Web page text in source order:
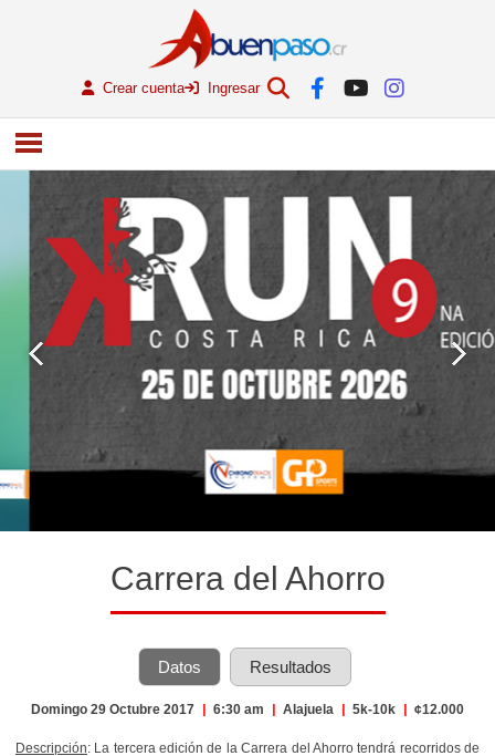
Crear cuenta Ingresar
Carrera del Ahorro
Datos Resultados
Domingo 29 Octubre 2017 | 6:30 am | Alajuela | 5k-10k | ¢12.000
Descripción: La tercera edición de la Carrera del Ahorro tendrá recorridos de